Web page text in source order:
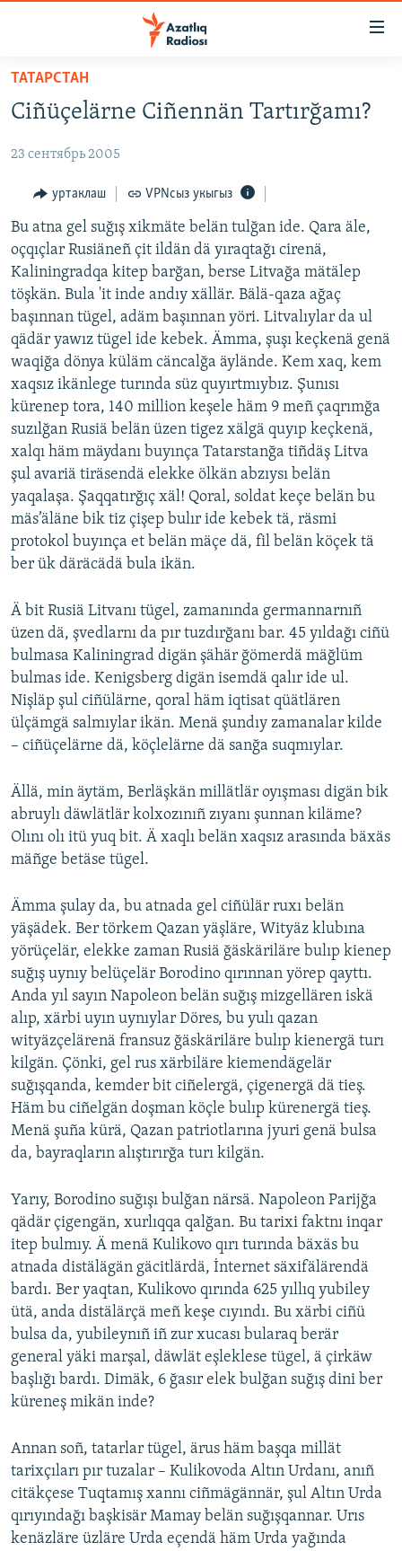
төп
төп
эзләү
ЯҢАЛЫКЛАР
БАШКОРТСТАН
ТАТАРСТАН
КЫРЫМ
ТАТАР-БАШКОРТ ДӨНЬЯСЫ
СУГЫШ
БЕЗНЕ ТОМАЛАДЫЛАР
ШӘЛКЕМНӘР
ӘҢГӘМӘ
КОММЕНТАР
ДИНИ ТОРМЫШ
ПӘРӘВЕЗ
КИНОХАНӘ
ДӨНЬЯ ХӘЛЛӘРЕ
ТАТАРЧА ПОДКАСТ
ӘЙДӘ ONLINE
IDEL.РЕАЛИИ
БЕЗГӘ КУШЫЛЫГЫЗ!
ТАТАРСТАН
Ciñüçelärne Ciñennän Tartırğamı?
23 сентябрь 2005
уртаклаш VPNсыз укыгыз
Bu atna gel suğış xikmäte belän tulğan ide. Qara äle,
oçqıçlar Rusiäneñ çit ildän dä yıraqtağı cirenä,
Kaliningradqa kitep barğan, berse Litvağa mätälep
töşkän. Bula 'it inde andıy xällär. Bälä-qaza ağaç
başınnan tügel, adäm başınnan yöri. Litvalıylar da ul
qädär yawız tügel ide kebek. Ämma, şuşı keçkenä genä
waqiğa dönya küläm cäncalğa äylände. Kem xaq, kem
xaqsız ikänlege turında süz quyırtmıybız. Şunısı
kürenep tora, 140 million keşele häm 9 meñ çaqrımğa
suzılğan Rusiä belän üzen tigez xälgä quyıp keçkenä,
xalqı häm mäydanı buyınça Tatarstanğa tiñdäş Litva
şul avariä tiräsendä elekke ölkän abzıysı belän
yaqalaşa. Şaqqatırğıç xäl! Qoral, soldat keçe belän bu
mäs’äläne bik tiz çişep bulır ide kebek tä, räsmi
protokol buyınça et belän mäçe dä, fil belän köçek tä
ber ük däräcädä bula ikän.
Ä bit Rusiä Litvanı tügel, zamanında germannarnıñ
üzen dä, şvedlarnı da pır tuzdırğanı bar. 45 yıldağı ciñü
bulmasa Kaliningrad digän şähär ğömerdä mäğlüm
bulmas ide. Kenigsberg digän isemdä qalır ide ul.
Nişläp şul ciñülärne, qoral häm iqtisat qüätlären
ülçämgä salmıylar ikän. Menä şundıy zamanalar kilde
– ciñüçelärne dä, köçlelärne dä sanğa suqmıylar.
Ällä, min äytäm, Berläşkän millätlär oyışması digän bik
abruylı däwlätlär kolxozınıñ zıyanı şunnan kiläme?
Olını olı itü yuq bit. Ä xaqlı belän xaqsız arasında bäxäs
mäñge betäse tügel.
Ämma şulay da, bu atnada gel ciñülär ruxı belän
yäşädek. Ber törkem Qazan yäşläre, Wityäz klubına
yörüçelär, elekke zaman Rusiä ğäskäriläre bulıp kienep
suğış uynıy belüçelär Borodino qırınnan yörep qayttı.
Anda yıl sayın Napoleon belän suğış mizgellären iskä
alıp, xärbi uyın uynıylar Döres, bu yulı qazan
wityäzçelärenä fransuz ğäskäriläre bulıp kienergä turı
kilgän. Çönki, gel rus xärbiläre kiemendägelär
suğışqanda, kemder bit ciñelergä, çigenergä dä tieş.
Häm bu ciñelgän doşman köçle bulıp kürenergä tieş.
Menä şuña kürä, Qazan patriotlarına jyuri genä bulsa
da, bayraqların alıştırırğa turı kilgän.
Yarıy, Borodino suğışı bulğan närsä. Napoleon Parijğa
qädär çigengän, xurlıqqa qalğan. Bu tarixi faktnı inqar
itep bulmıy. Ä menä Кulikovo qırı turında bäxäs bu
atnada distälägän gäcitlärdä, İnternet säxifälärendä
bardı. Ber yaqtan, Kulikovo qırında 625 yıllıq yubiley
ütä, anda distälärçä meñ keşe cıyındı. Bu xärbi ciñü
bulsa da, yubileynıñ iñ zur xucası bularaq berär
general yäki marşal, däwlät eşleklese tügel, ä çirkäw
başlığı bardı. Dimäk, 6 ğasır elek bulğan suğış dini ber
küreneş mikän inde?
Annan soñ, tatarlar tügel, ärus häm başqa millät
tarixçıları pır tuzalar – Kulikovоda Altın Urdanı, anıñ
citäkçese Tuqtamış xannı ciñmägännär, şul Altın Urda
qırıyındağı başkisär Mamay belän suğışqannar. Urıs
kenäzläre üzläre Urda eçendä häm Urda yağında